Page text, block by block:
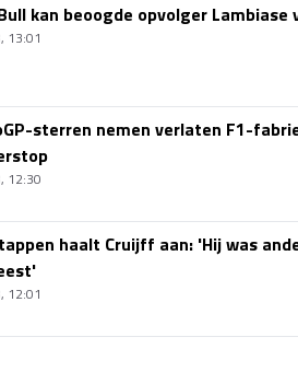
kan beoogde opvolger
13:01
sterren nemen verlaten F1-
12:30
haalt Cruijff aan: 'Hij was
12:01